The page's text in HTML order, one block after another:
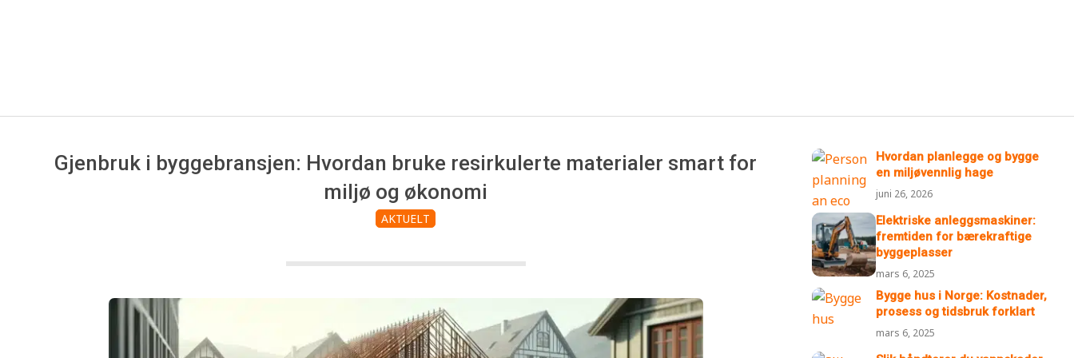
s
f
i
m
a
Gjenbruk i byggebransjen: Hvordan bruke resirkulerte materialer smart for
miljø og økonomi
AKTUELT
Hvordan planlegge og bygge
en miljøvennlig hage
juni 26, 2026
Elektriske anleggsmaskiner:
fremtiden for bærekraftige
byggeplasser
mars 6, 2025
Bygge hus i Norge: Kostnader,
prosess og tidsbruk forklart
mars 6, 2025